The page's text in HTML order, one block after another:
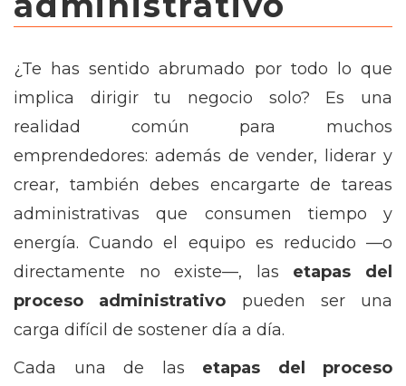
¿Te has sentido abrumado por todo lo que
implica dirigir tu negocio solo? Es una
realidad común para muchos
emprendedores: además de vender, liderar y
crear, también debes encargarte de tareas
administrativas que consumen tiempo y
energía. Cuando el equipo es reducido —o
directamente no existe—, las etapas del
proceso administrativo pueden ser una
carga difícil de sostener día a día.
Cada una de las etapas del proceso